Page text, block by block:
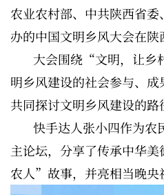
农业农村部、中共陕西省
办的中国文明乡风大会在陕
大会围绕“文明，让乡
明乡风建设的社会参与、成
共同探讨文明乡风建设的路
快手达人张小四作为农
主论坛，分享了传承中华
农人”故事，并亮相当晚央